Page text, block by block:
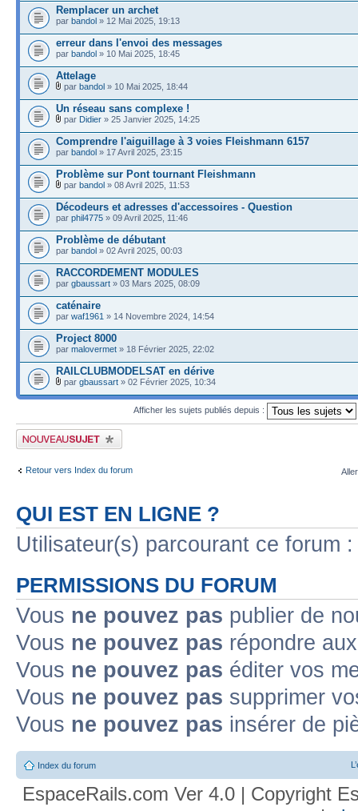
Remplacer un archet
par bandol » 12 Mai 2025, 19:13
erreur dans l'envoi des messages
par bandol » 10 Mai 2025, 18:45
Attelage
par bandol » 10 Mai 2025, 18:44
Un réseau sans complexe !
par Didier » 25 Janvier 2025, 14:25
Comprendre l'aiguillage à 3 voies Fleishmann 6157
par bandol » 17 Avril 2025, 23:15
Problème sur Pont tournant Fleishmann
par bandol » 08 Avril 2025, 11:53
Décodeurs et adresses d'accessoires - Question
par phil4775 » 09 Avril 2025, 11:46
Problème de débutant
par bandol » 02 Avril 2025, 00:03
RACCORDEMENT MODULES
par gbaussart » 03 Mars 2025, 08:09
caténaire
par waf1961 » 14 Novembre 2024, 14:54
Project 8000
par malovermet » 18 Février 2025, 22:02
RAILCLUBMODELSAT en dérive
par gbaussart » 02 Février 2025, 10:34
Afficher les sujets publiés depuis :
Publier un nouveau sujet
Retour vers Index du forum
QUI EST EN LIGNE ?
Utilisateur(s) parcourant ce forum
PERMISSIONS DU FORUM
Vous ne pouvez pas publier de
Vous ne pouvez pas répondre
Vous ne pouvez pas éditer vos
Vous ne pouvez pas supprimer
Vous ne pouvez pas insérer de
Index du forum
EspaceRails.com Ver 4.0 | Copyright